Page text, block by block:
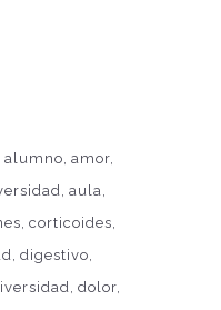
alumno amor
aula
corticoides
digestivo
dolor